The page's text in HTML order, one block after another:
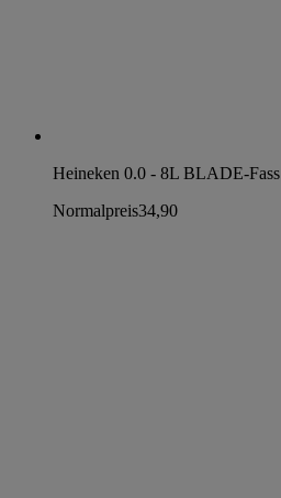
Heineken 0.0 - 8L BLADE-Fass
Normalpreis34,90